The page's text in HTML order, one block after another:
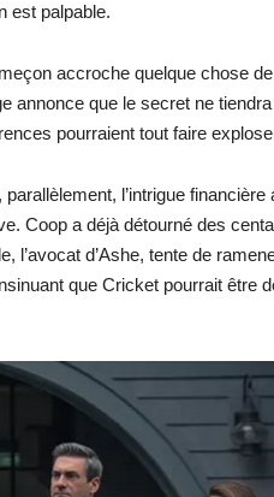
est palpable.
accroche quelque chose
annonce que le secret ne
pourraient tout faire
, parallèlement, l’intrigue financière
Coop a déjà détourné des
l’avocat d’Ashe, tente de
que Cricket pourrait être